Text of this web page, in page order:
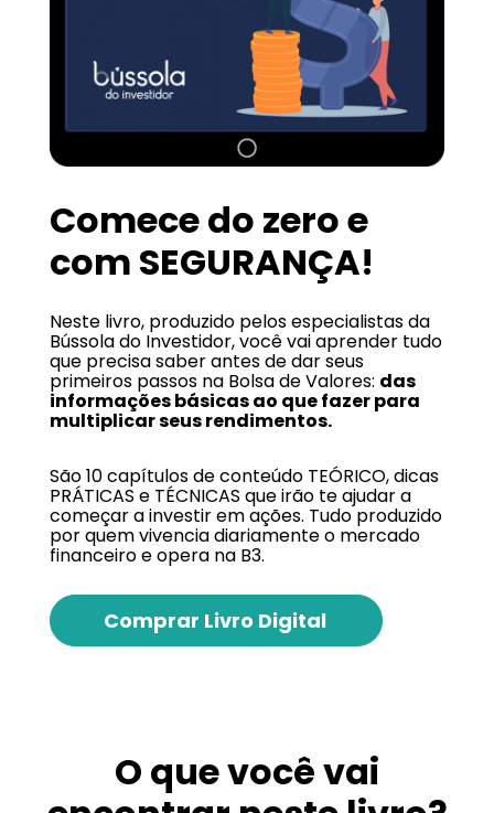
Comece do zero e
com SEGURANÇA!
Neste livro, produzido pelos especialistas da
Bússola do Investidor, você vai aprender tudo
que precisa saber antes de dar seus
primeiros passos na Bolsa de Valores: das
informações básicas ao que fazer para
multiplicar seus rendimentos.
São 10 capítulos de conteúdo TEÓRICO, dicas
PRÁTICAS e TÉCNICAS que irão te ajudar a
começar a investir em ações. Tudo produzido
por quem vivencia diariamente o mercado
financeiro e opera na B3.
Comprar Livro Digital
O que você vai